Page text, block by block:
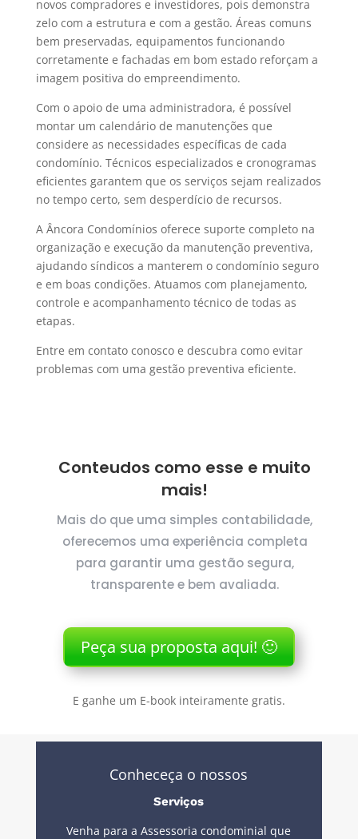
novos compradores e investidores, pois demonstra
zelo com a estrutura e com a gestão. Áreas comuns
bem preservadas, equipamentos funcionando
corretamente e fachadas em bom estado reforçam a
imagem positiva do empreendimento.
Com o apoio de uma administradora, é possível
montar um calendário de manutenções que
considere as necessidades específicas de cada
condomínio. Técnicos especializados e cronogramas
eficientes garantem que os serviços sejam realizados
no tempo certo, sem desperdício de recursos.
A Âncora Condomínios oferece suporte completo na
organização e execução da manutenção preventiva,
ajudando síndicos a manterem o condomínio seguro
e em boas condições. Atuamos com planejamento,
controle e acompanhamento técnico de todas as
etapas.
Entre em contato conosco e descubra como evitar
problemas com uma gestão preventiva eficiente.
Conteudos como esse e muito
mais!
Mais do que uma simples contabilidade,
oferecemos uma experiência completa
para garantir uma gestão segura,
transparente e bem avaliada.
Peça sua proposta aqui! 🙂
E ganhe um E-book inteiramente gratis.
Conheceça o nossos
Serviços
Venha para a Assessoria condominial que